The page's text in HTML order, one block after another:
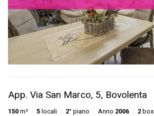
App. Via San Marco, 5, Bovolenta
150 m² 5 locali 2° piano Anno 2006 2 box